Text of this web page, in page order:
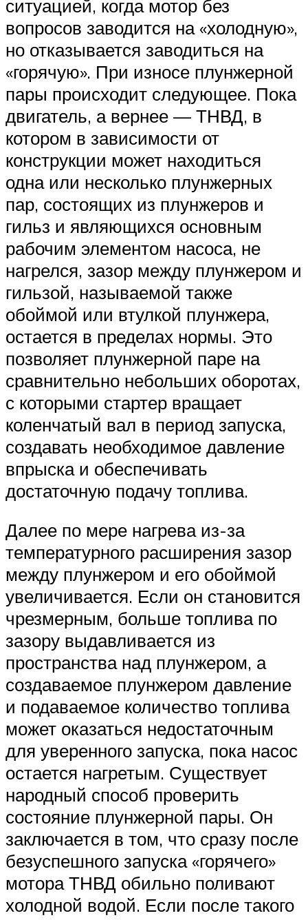
ситуацией, когда мотор без
вопросов заводится на «холодную»,
но отказывается заводиться на
«горячую». При износе плунжерной
пары происходит следующее. Пока
двигатель, а вернее — ТНВД, в
котором в зависимости от
конструкции может находиться
одна или несколько плунжерных
пар, состоящих из плунжеров и
гильз и являющихся основным
рабочим элементом насоса, не
нагрелся, зазор между плунжером и
гильзой, называемой также
обоймой или втулкой плунжера,
остается в пределах нормы. Это
позволяет плунжерной паре на
сравнительно небольших оборотах,
с которыми стартер вращает
коленчатый вал в период запуска,
создавать необходимое давление
впрыска и обеспечивать
достаточную подачу топлива.
Далее по мере нагрева из-за
температурного расширения зазор
между плунжером и его обоймой
увеличивается. Если он становится
чрезмерным, больше топлива по
зазору выдавливается из
пространства над плунжером, а
создаваемое плунжером давление
и подаваемое количество топлива
может оказаться недостаточным
для уверенного запуска, пока насос
остается нагретым. Существует
народный способ проверить
состояние плунжерной пары. Он
заключается в том, что сразу после
безуспешного запуска «горячего»
мотора ТНВД обильно поливают
холодной водой. Если после такого